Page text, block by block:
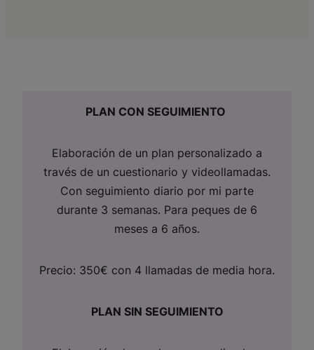
PLAN CON SEGUIMIENTO
Elaboración de un plan personalizado a
través de un cuestionario y videollamadas.
Con seguimiento diario por mi parte
durante 3 semanas. Para peques de 6
meses a 6 años.
Precio: 350€ con 4 llamadas de media hora.
PLAN SIN SEGUIMIENTO